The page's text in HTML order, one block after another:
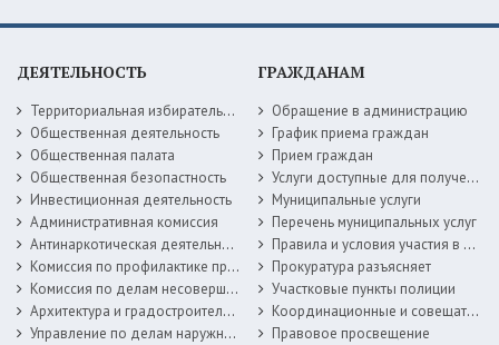
ДЕЯТЕЛЬНОСТЬ
Территориальная избирательная комиссия
Общественная деятельность
Общественная палата
Общественная безопастность
Инвестиционная деятельность
Административная комиссия
Антинаркотическая деятельность
Комиссия по профилактике правонарушений
Комиссия по делам несовершеннолетних
Архитектура и градостроительство
Управление по делам наружной рекламы
ГРАЖДАНАМ
Обращение в администрацию
График приема граждан
Прием граждан
Услуги доступные для получения в электронной форме
Муниципальные услуги
Перечень муниципальных услуг
Правила и условия участия в жилищных программах
Прокуратура разъясняет
Участковые пункты полиции
Координационные и совещательные органы
Правовое просвещение